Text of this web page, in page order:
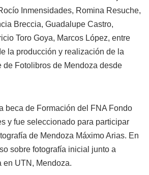
Inmensidades, Romina Resuche,
Breccia, Guadalupe Castro,
Toro Goya, Marcos López, entre
la producción y realización de la
de Fotolibros de Mendoza desde
beca de Formación del FNA Fondo
y fue seleccionado para participar
de Mendoza Máximo Arias. En
sobre fotografía inicial junto a
en UTN, Mendoza.